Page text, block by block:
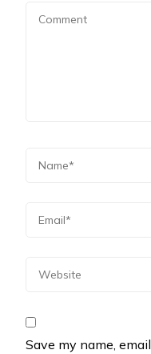
Save my name,